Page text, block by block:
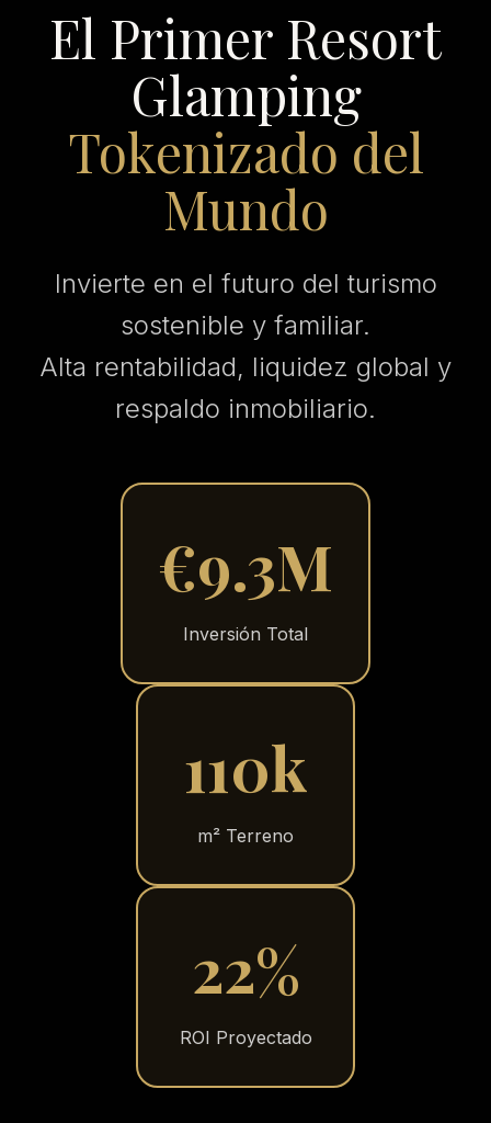
El Primer Resort
Glamping
Tokenizado del
Mundo
Invierte en el futuro del turismo
sostenible y familiar.
Alta rentabilidad, liquidez global y
respaldo inmobiliario.
€9.3M
Inversión Total
110k
m² Terreno
22%
ROI Proyectado